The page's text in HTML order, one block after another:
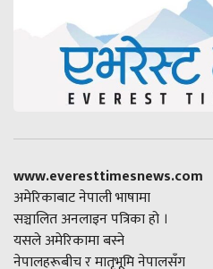
www.everesttimesnews.com
अमेरिकाबाट नेपाली भाषामा
सञ्चालित अनलाइन पत्रिका हो ।
यसले अमेरिकामा बस्ने
नेपालहरूबीच र मातृभूमि नेपालसँग